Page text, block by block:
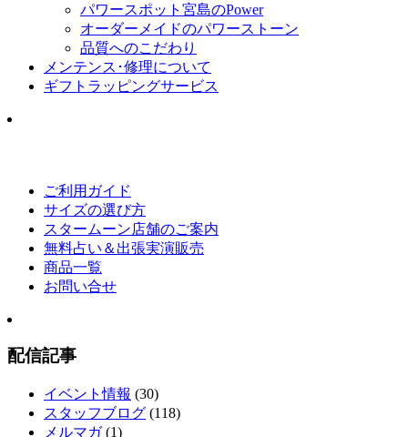
パワースポット宮島のPower
オーダーメイドのパワーストーン
品質へのこだわり
メンテンス･修理について
ギフトラッピングサービス
ご利用ガイド
サイズの選び方
スタームーン店舗のご案内
無料占い＆出張実演販売
商品一覧
お問い合せ
配信記事
イベント情報 (30)
スタッフブログ (118)
メルマガ(1)